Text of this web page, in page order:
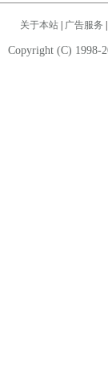
关于本站| 广告服务
Copyright (C) 1998-